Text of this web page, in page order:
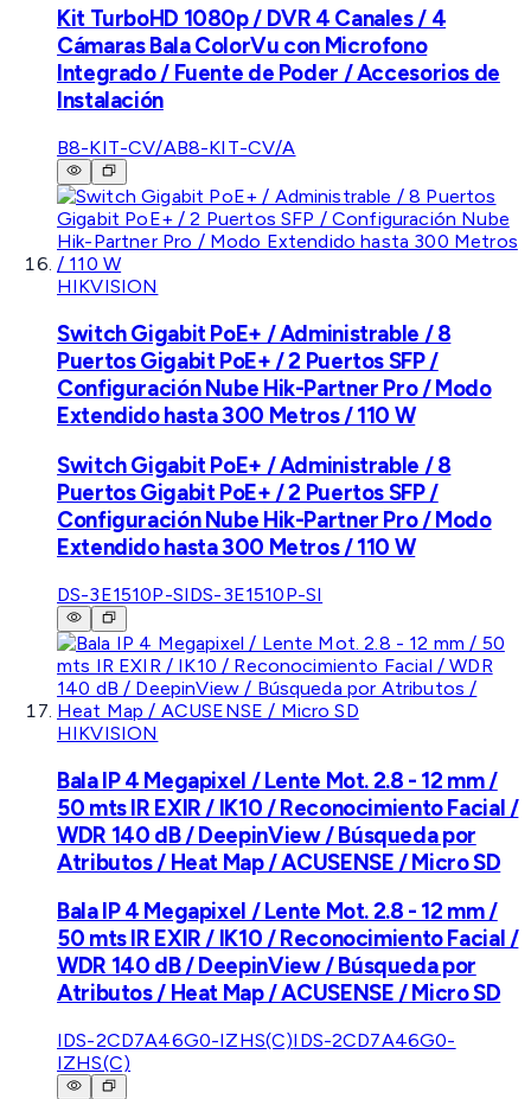
Kit TurboHD 1080p / DVR 4 Canales / 4
Cámaras Bala ColorVu con Microfono
Integrado / Fuente de Poder / Accesorios de
Instalación
B8-KIT-CV/AB8-KIT-CV/A
HIKVISION
Switch Gigabit PoE+ / Administrable / 8
Puertos Gigabit PoE+ / 2 Puertos SFP /
Configuración Nube Hik-Partner Pro / Modo
Extendido hasta 300 Metros / 110 W
Switch Gigabit PoE+ / Administrable / 8
Puertos Gigabit PoE+ / 2 Puertos SFP /
Configuración Nube Hik-Partner Pro / Modo
Extendido hasta 300 Metros / 110 W
DS-3E1510P-SIDS-3E1510P-SI
HIKVISION
Bala IP 4 Megapixel / Lente Mot. 2.8 - 12 mm /
50 mts IR EXIR / IK10 / Reconocimiento Facial /
WDR 140 dB / DeepinView / Búsqueda por
Atributos / Heat Map / ACUSENSE / Micro SD
Bala IP 4 Megapixel / Lente Mot. 2.8 - 12 mm /
50 mts IR EXIR / IK10 / Reconocimiento Facial /
WDR 140 dB / DeepinView / Búsqueda por
Atributos / Heat Map / ACUSENSE / Micro SD
IDS-2CD7A46G0-IZHS(C)IDS-2CD7A46G0-
IZHS(C)